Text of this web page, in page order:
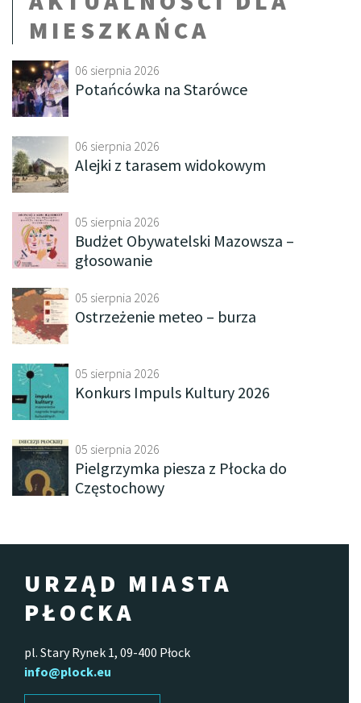
MIESZKAŃCA
06 sierpnia 2026
Potańcówka na Starówce
06 sierpnia 2026
Alejki z tarasem widokowym
05 sierpnia 2026
Budżet Obywatelski Mazowsza –
głosowanie
05 sierpnia 2026
Ostrzeżenie meteo – burza
05 sierpnia 2026
Konkurs Impuls Kultury 2026
05 sierpnia 2026
Pielgrzymka piesza z Płocka do
Częstochowy
URZĄD MIASTA
PŁOCKA
pl. Stary Rynek 1, 09-400 Płock
info@plock.eu